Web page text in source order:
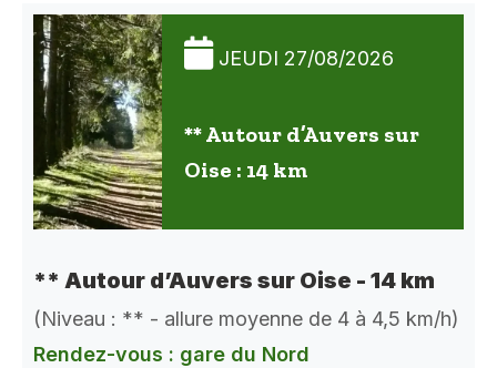
JEUDI 27/08/2026
** Autour d’Auvers sur
Oise : 14 km
** Autour d’Auvers sur Oise - 14 km
(Niveau : ** - allure moyenne de 4 à 4,5 km/h)
Rendez-vous : gare du Nord